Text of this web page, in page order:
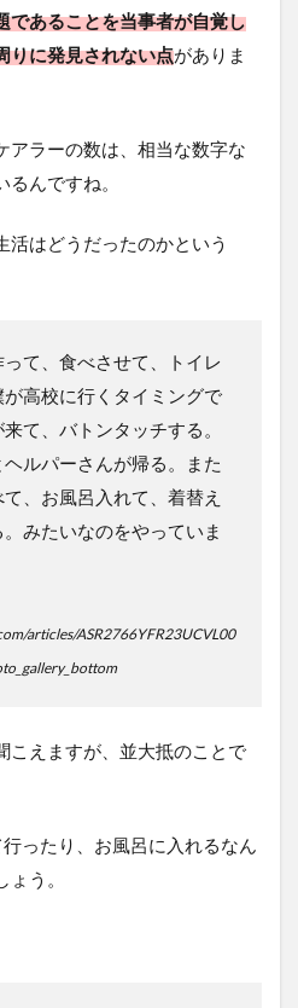
であることを当事者が自覚し
りに発見されない点がありま
アラーの数は、相当な数字な
んですね。
活はどうだったのかという
て、食べさせて、トイレ
高校に行くタイミングで
て、バトンタッチする。
ルパーさんが帰る。また
、お風呂入れて、着替え
みたいなのをやっていま
articles/ASR2766YFR23UCVL00
こえますが、並大抵のことで
ったり、お風呂に入れるなん
う。